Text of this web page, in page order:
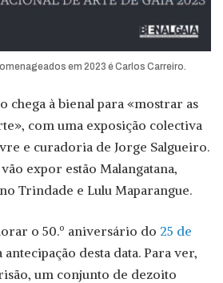
em 2023 é Carlos Carreiro.
chega à bienal para «mostrar as
com uma exposição colectiva
e curadoria de Jorge Salgueiro.
expor estão Malangatana,
Trindade e Lulu Maparangue.
o 50.º aniversário do 25 de
antecipação desta data. Para ver,
um conjunto de dezoito